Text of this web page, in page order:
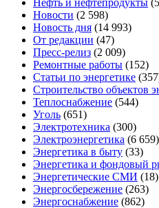
Нефть и нефтепродукты
Новости (2 598)
Новость дня (14 993)
От редакции (47)
Пресс-релиз (2 009)
Ремонтные работы (152)
Статьи по энергетике
Строительство объектов
Теплоснабжение (544)
Уголь (651)
Электротехника (300)
Электроэнергетика (6 659)
Энергетика в быту (33)
Энергетика и фондовый
Энергетические СМИ (18)
Энергосбережение (263)
Энергоснабжение (862)